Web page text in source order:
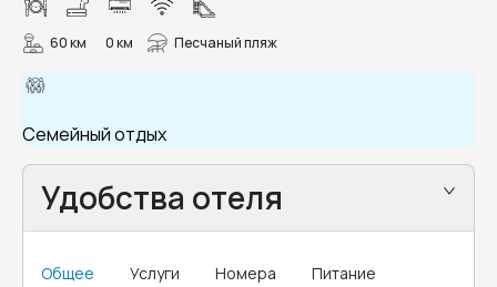
60 км 0 км Песчаный пляж
Семейный отдых
Удобства отеля
Общее Услуги Номера Питание